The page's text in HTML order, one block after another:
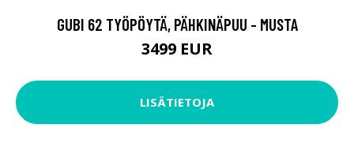
GUBI 62 TYÖPÖYTÄ, PÄHKINÄPUU - MUSTA
3499 EUR
LISÄTIETOJA